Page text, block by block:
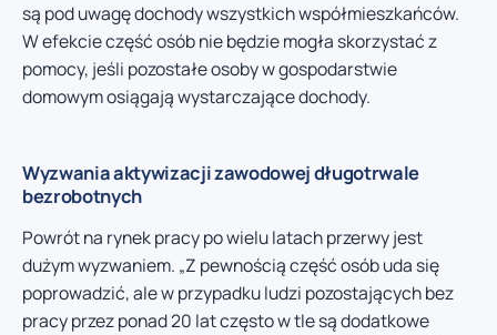
są pod uwagę dochody wszystkich współmieszkańców.
W efekcie część osób nie będzie mogła skorzystać z
pomocy, jeśli pozostałe osoby w gospodarstwie
domowym osiągają wystarczające dochody.
Wyzwania aktywizacji zawodowej długotrwale
bezrobotnych
Powrót na rynek pracy po wielu latach przerwy jest
dużym wyzwaniem. „Z pewnością część osób uda się
poprowadzić, ale w przypadku ludzi pozostających bez
pracy przez ponad 20 lat często w tle są dodatkowe